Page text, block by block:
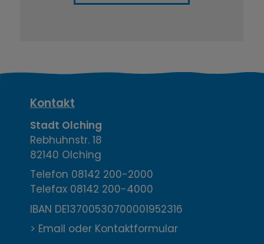
K
o
n
t
a
k
Kontakt
Stadt Olching
Rebhuhnstr. 18
82140 Olching
Telefon 08142 200-2000
Telefax 08142 200-4000
IBAN DE13700530700001952316
> Email oder Kontaktformular